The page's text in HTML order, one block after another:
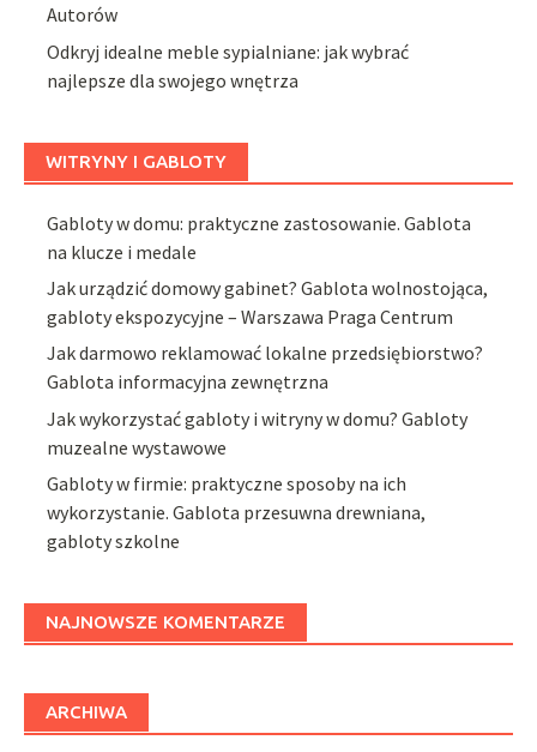
Autorów
Odkryj idealne meble sypialniane: jak wybrać
najlepsze dla swojego wnętrza
WITRYNY I GABLOTY
Gabloty w domu: praktyczne zastosowanie. Gablota
na klucze i medale
Jak urządzić domowy gabinet? Gablota wolnostojąca,
gabloty ekspozycyjne – Warszawa Praga Centrum
Jak darmowo reklamować lokalne przedsiębiorstwo?
Gablota informacyjna zewnętrzna
Jak wykorzystać gabloty i witryny w domu? Gabloty
muzealne wystawowe
Gabloty w firmie: praktyczne sposoby na ich
wykorzystanie. Gablota przesuwna drewniana,
gabloty szkolne
NAJNOWSZE KOMENTARZE
ARCHIWA